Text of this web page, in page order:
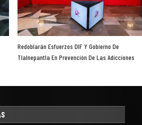
Redoblarán Esfuerzos DIF Y Gobierno De
Tlalnepantla En Prevención De Las Adicciones